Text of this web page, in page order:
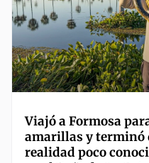
Viajó a Formosa
amarillas y terminó
realidad poco